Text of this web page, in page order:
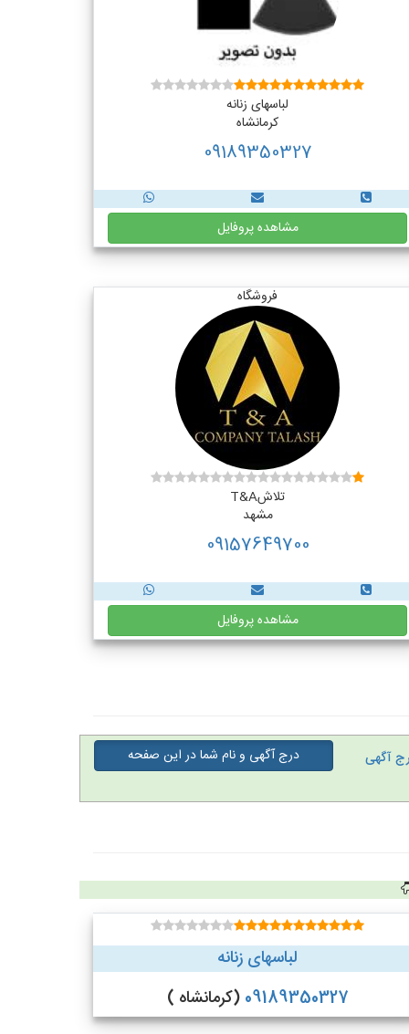
لباسهای زنانه
کرمانشاه
09189350327
مشاهده پروفایل
فروشگاه
تلاشT&A
مشهد
09157649700
مشاهده پروفایل
آگهی
درج آگهی و نام شما در این صفحه
لباسهای زنانه
09189350327 (کرمانشاه )